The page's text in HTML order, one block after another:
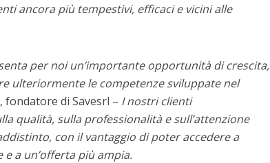
ancora più tempestivi, efficaci e vicini alle
per noi un’importante opportunità di crescita,
ulteriormente le competenze sviluppate nel
, fondatore di Savesrl – I nostri clienti
qualità, sulla professionalità e sull’attenzione
con il vantaggio di poter accedere a
a un’offerta più ampia.